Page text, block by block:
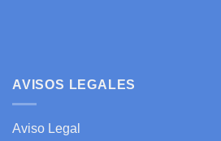
AVISOS LEGALES
Aviso Legal